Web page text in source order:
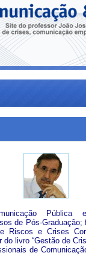
Pública
de Pós-
Riscos e Crises
livro “Gestão de
de